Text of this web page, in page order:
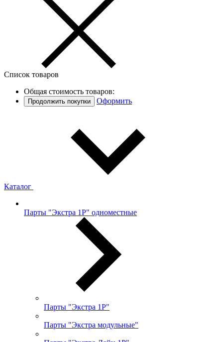
Список товаров
Общая стоимость товаров:
Продолжить покупки Оформить
Каталог
Парты "Экстра 1Р" одноместные
Парты "Экстра 1Р"
Парты "Экстра модульные"